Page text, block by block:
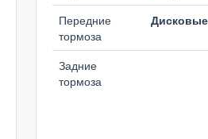
Передние
тормоза
Задние
тормоза